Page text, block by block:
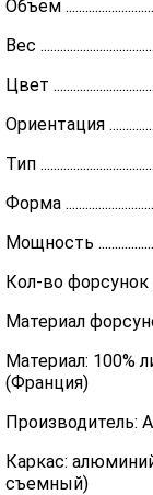
Объем
Вес
Цвет
Ориентация
Тип
Форма
Мощность
Кол-во форсунок
Материал
Материал: 100%
(Франция)
Производитель:
Каркас:
съемный)